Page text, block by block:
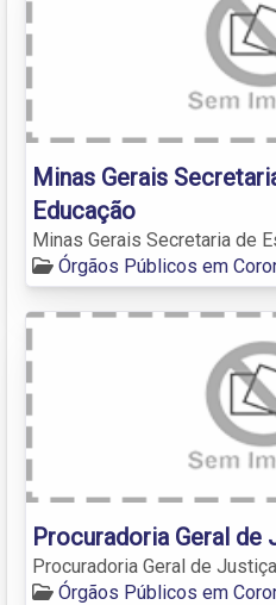
Minas Gerais
Educação
Minas Gerais Secretaria de
Órgãos Públicos em
Procuradoria Geral de
Procuradoria Geral de
Órgãos Públicos em